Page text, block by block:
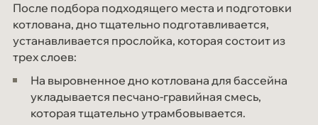
После подбора подходящего места и подготовки
котлована, дно тщательно подготавливается,
устанавливается прослойка, которая состоит из
трех слоев:
На выровненное дно котлована для бассейна
укладывается песчано-гравийная смесь,
которая тщательно утрамбовывается.